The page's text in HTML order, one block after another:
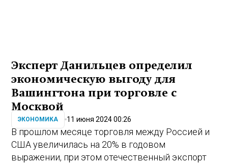
Эксперт Данильцев определил
экономическую выгоду для
Вашингтона при торговле с
Москвой
ЭКОНОМИКА 11 июня 2024 00:26
В прошлом месяце торговля между Россией и
США увеличилась на 20% в годовом
выражении, при этом отечественный экспорт